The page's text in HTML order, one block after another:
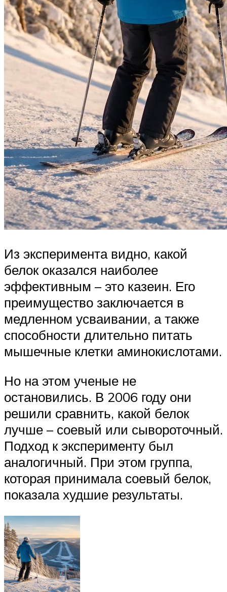
Из эксперимента видно, какой
белок оказался наиболее
эффективным – это казеин. Его
преимущество заключается в
медленном усваивании, а также
способности длительно питать
мышечные клетки аминокислотами.
Но на этом ученые не
остановились. В 2006 году они
решили сравнить, какой белок
лучше – соевый или сывороточный.
Подход к эксперименту был
аналогичный. При этом группа,
которая принимала соевый белок,
показала худшие результаты.